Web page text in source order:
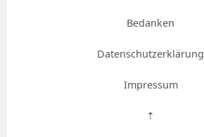
Bedanken
Datenschutzerklärung
Impressum
⇡